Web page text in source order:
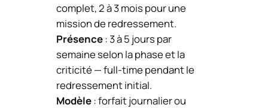
complet, 2 à 3 mois pour une
mission de redressement.
Présence: 3 à 5 jours par
semaine selon la phase et la
criticité — full-time pendant le
redressement initial.
Modèle: forfait journalier ou